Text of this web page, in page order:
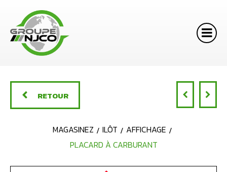
RETOUR
MAGASINEZ ILÔT
AFFICHAGE
PLACARD À CARBURANT